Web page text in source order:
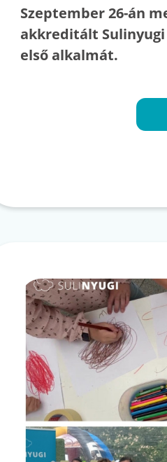
Szeptember 26-án
akkreditált
első alkalmát.